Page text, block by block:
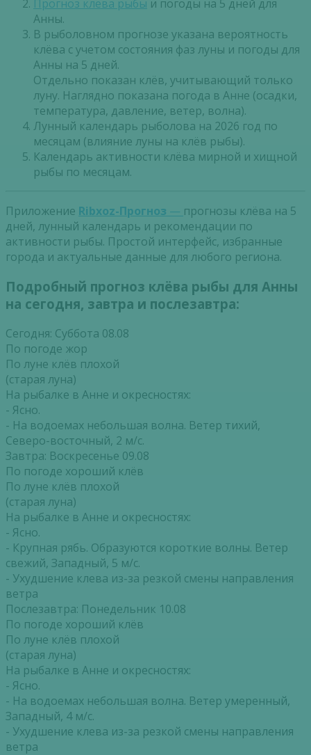
Прогноз клева рыбы и погоды на 5 дней для
Анны.
В рыболовном прогнозе указана вероятность
клёва с учетом состояния фаз луны и погоды для
Анны на 5 дней.
Отдельно показан клёв, учитывающий только
луну. Наглядно показана погода в Анне (осадки,
температура, давление, ветер, волна).
Лунный календарь рыболова на 2026 год по
месяцам (влияние луны на клёв рыбы).
Календарь активности клёва мирной и хищной
рыбы по месяцам.
Приложение Ribxoz-Прогноз — прогнозы клёва на 5
дней, лунный календарь и рекомендации по
активности рыбы. Простой интерфейс, избранные
города и актуальные данные для любого региона.
Подробный прогноз клёва рыбы для Анны
на сегодня, завтра и послезавтра:
Сегодня: Суббота 08.08
По погоде жор
По луне клёв плохой
(старая луна)
На рыбалке в Анне и окресностях:
- Ясно.
- На водоемах небольшая волна. Ветер тихий,
Северо-восточный, 2 м/с.
Завтра: Воскресенье 09.08
По погоде хороший клёв
По луне клёв плохой
(старая луна)
На рыбалке в Анне и окресностях:
- Ясно.
- Крупная рябь. Образуются короткие волны. Ветер
свежий, Западный, 5 м/с.
- Ухудшение клева из-за резкой смены направления
ветра
Послезавтра: Понедельник 10.08
По погоде хороший клёв
По луне клёв плохой
(старая луна)
На рыбалке в Анне и окресностях:
- Ясно.
- На водоемах небольшая волна. Ветер умеренный,
Западный, 4 м/с.
- Ухудшение клева из-за резкой смены направления
ветра